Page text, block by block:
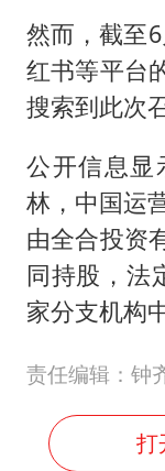
然而，截至
红书等平台
搜索到此次
公开信息显
林，中国运
由全合投资
同持股，法
家分支机构
责任编辑：钟
打